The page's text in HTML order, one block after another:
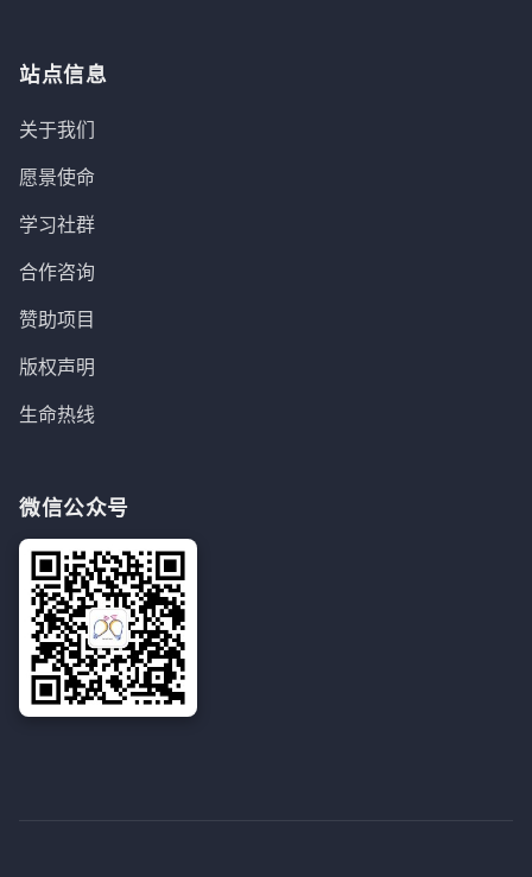
站点信息
关于我们
愿景使命
学习社群
合作咨询
赞助项目
版权声明
生命热线
微信公众号